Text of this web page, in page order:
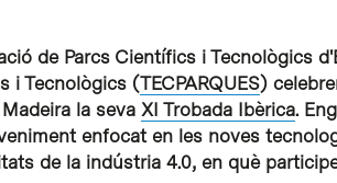
de Parcs Científics i Tecnològics
i Tecnològics (TECPARQUES)
la seva XI Trobada Ibèrica.
enfocat en les noves
de la indústria 4.0, en què